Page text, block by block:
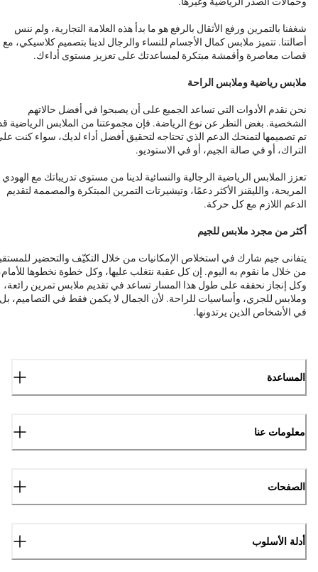
شغفنا بالتمرين ورفع الأثقال بالرفع هو ما بدأ هذه العلامة التجارية، ولم ننس
أصالتنا. تتميز ملابس كمال الأجسام للنساء والرجال لدينا بتصميم كلاسيكي، مع
قصات معاصرة وأقمشة مبتكرة لمساعدتك على تعزيز مستوى أداءك.
ملابس رياضية وملابس الراحة
نحن نقدم الأدوات التي تساعد الجميع على أن يصبحوا في أفضل حالاتهم
الشخصية. بغض النظر عن نوع الرياضة. فإن مجموعتنا من الملابس الرياضية
تم تصميمها لتمنحك الدعم الذي تحتاجه لتحقيق أفضل أداء لديك، سواء كنت
التراك، أو في صالة الجيم، أو في الاستوديو.
تعزز الملابس الرياضية الرجالية والنسائية لدينا من مستوى تدريباتك مع الهودي
المريحة، والليقنز الأكثر دعمًا، وتيشيرتات التمرين المبتكرة والمصممة لتقديم
الدعم اللازم مع كل حركة.
أكثر من مجرد ملابس للجيم
يتفانى جيم شارك في استخلاص الإمكانيات من خلال التكيّف والتحضير
من خلال ما نقوم به اليوم. إن كل عقبة نتغلب عليها، وكل خطوة نخطوها
وكل إنجاز نحققه على طول هذا المسار تساعد في تقديم ملابس تمرين رائعة،
وملابس للجري، وأساسيات للراحة. لأن الجمال لا يكمن فقط في التصاميم، بل
في الأشخاص الذين يرتدونها.
المساعدة
معلومات عنا
الصفحات
أدلة الأسلوب